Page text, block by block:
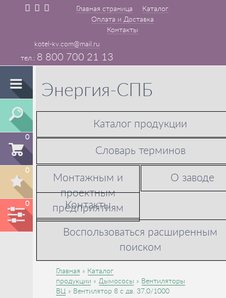
Главная страница
Каталог
Оплата и Доставка
Контакты
kotel-kv.com@mail.ru
8 800 700 21 13
0
0
0
Энергия-СПБ
Каталог продукции
Словарь терминов
Монтажным и
проектным
предприятиям
О заводе
Контакты
Воспользоваться расширенным
поиском
Главная
Каталог
продукции
Дымососы
Вентиляторы
ВЦ
Вентилятор 8 с дв. 37,0/1000